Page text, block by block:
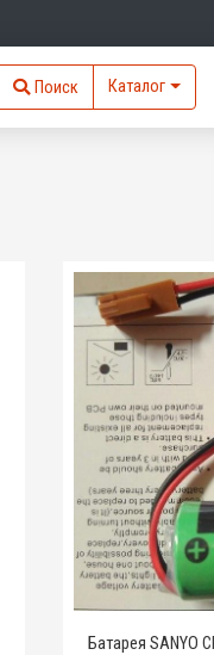
Поиск Каталог
Батарея SANYO